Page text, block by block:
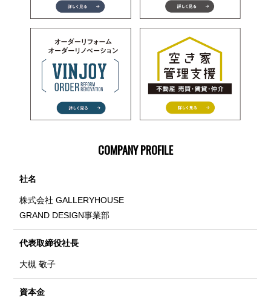
COMPANY PROFILE
社名
株式会社 GALLERYHOUSE
GRAND DESIGN事業部
代表取締役社長
大槻 敬子
資本金